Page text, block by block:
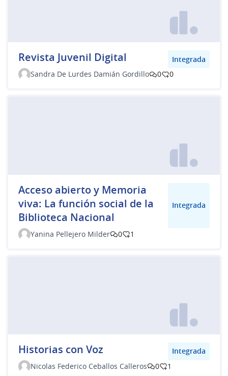
Revista Juvenil Digital
Integrada
Sandra De Lurdes Damián Gordillo
0 0
Acceso abierto y Memoria
viva: La función social de la
Biblioteca Nacional
Integrada
Yanina Pellejero Milder 0 1
Historias con Voz
Integrada
Nicolas Federico Ceballos Calleros
0 1